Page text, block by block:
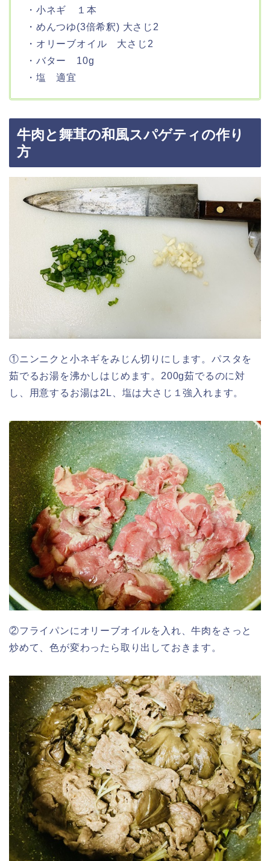
・小ネギ １本
・めんつゆ(3倍希釈) 大さじ2
・オリーブオイル 大さじ2
・バター 10g
・塩 適宜
牛肉と舞茸の和風スパゲティの作り
方
①ニンニクと小ネギをみじん切りにします。パスタを
茹でるお湯を沸かしはじめます。200g茹でるのに対
し、用意するお湯は2L、塩は大さじ１強入れます。
②フライパンにオリーブオイルを入れ、牛肉をさっと
炒めて、色が変わったら取り出しておきます。